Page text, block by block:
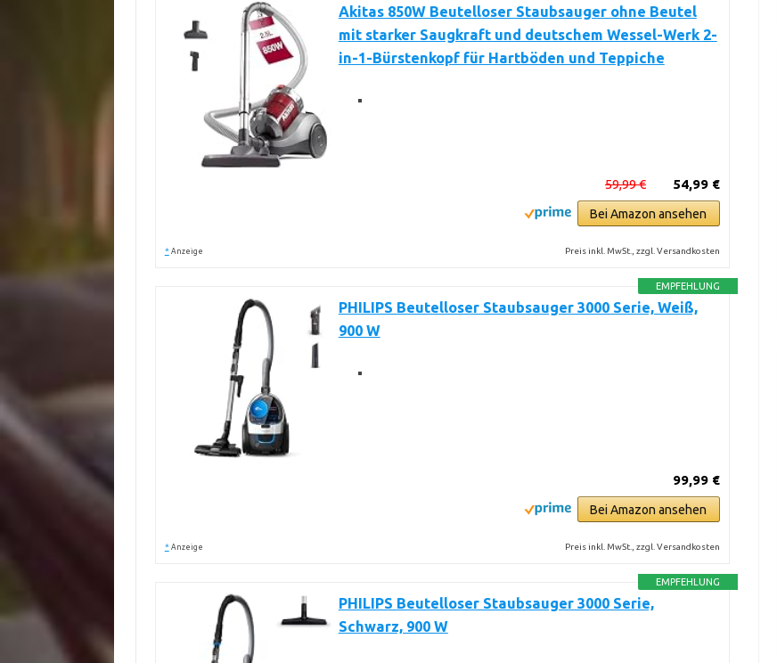
Akitas 850W Beutelloser Staubsauger ohne Beutel
mit starker Saugkraft und deutschem Wessel-Werk 2-
in-1-Bürstenkopf für Hartböden und Teppiche
54,99 €
59,99 €
Bei Amazon ansehen
* Anzeige Preis inkl. MwSt., zzgl. Versandkosten
EMPFEHLUNG
PHILIPS Beutelloser Staubsauger 3000 Serie, Weiß,
900 W
99,99 €
Bei Amazon ansehen
* Anzeige Preis inkl. MwSt., zzgl. Versandkosten
EMPFEHLUNG
PHILIPS Beutelloser Staubsauger 3000 Serie,
Schwarz, 900 W